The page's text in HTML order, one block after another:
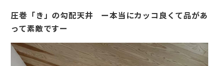
圧巻「き」の勾配天井 ー本当にカッコ良くて品があ
って素敵ですー